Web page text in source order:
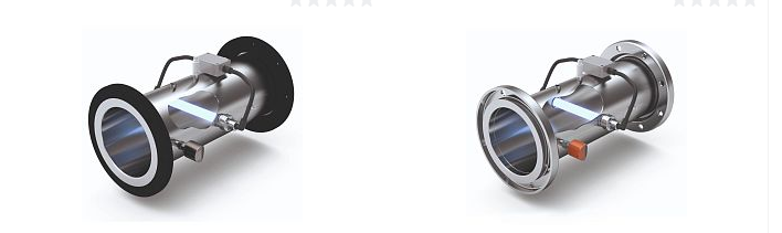
В избранное
К сравнению В наличии
В избранное
К сравнению Под заказ